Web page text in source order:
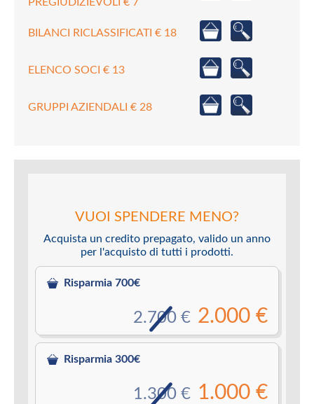
BILANCI RICLASSIFICATI € 18
ELENCO SOCI € 13
GRUPPI AZIENDALI € 28
VUOI SPENDERE MENO?
Acquista un credito prepagato, valido un anno
per l'acquisto di tutti i prodotti.
Risparmia 700€
2.000 €
2.700 €
Risparmia 300€
1.000 €
1.300 €